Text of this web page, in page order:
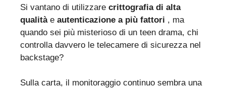
Si vantano di utilizzare crittografia di alta
qualitàe autenticazione a più fattori , ma
quando sei più misterioso di un teen drama, chi
controlla davvero le telecamere di sicurezza nel
backstage?
Sulla carta, il monitoraggio continuo sembra una